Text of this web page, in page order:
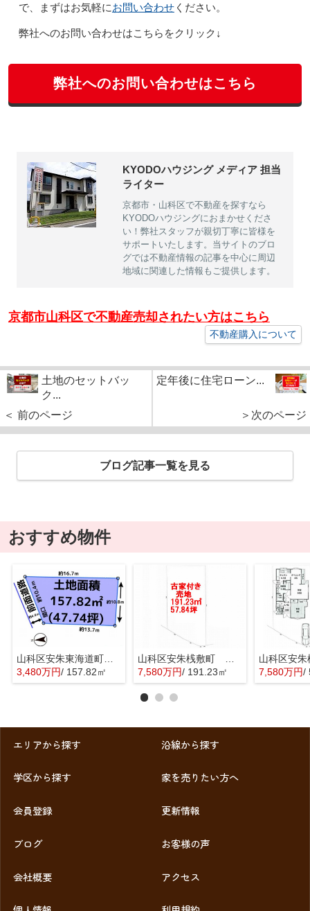
で、まずはお気軽にお問い合わせください。
弊社へのお問い合わせはこちらをクリック↓
弊社へのお問い合わせはこちら
KYODOハウジング メディア 担当
ライター
京都市・山科区で不動産を探すなら
KYODOハウジングにおまかせくださ
い！弊社スタッフが親切丁寧に皆様を
サポートいたします。当サイトのブロ
グでは不動産情報の記事を中心に周辺
地域に関連した情報もご提供します。
京都市山科区で不動産売却されたい方はこちら
不動産購入について
土地のセットバッ
ク...
＜ 前のページ
定年後に住宅ローン...
＞次のページ
ブログ記事一覧を見る
おすすめ物件
山科区安朱東海道町 売地
3,480万円/ 157.82㎡
7,580万円/ 191.23㎡ 7,580万円/
エリアから探す 沿線から探す
学区から探す 家を売りたい方へ
会員登録 更新情報
ブログ お客様の声
会社概要 アクセス